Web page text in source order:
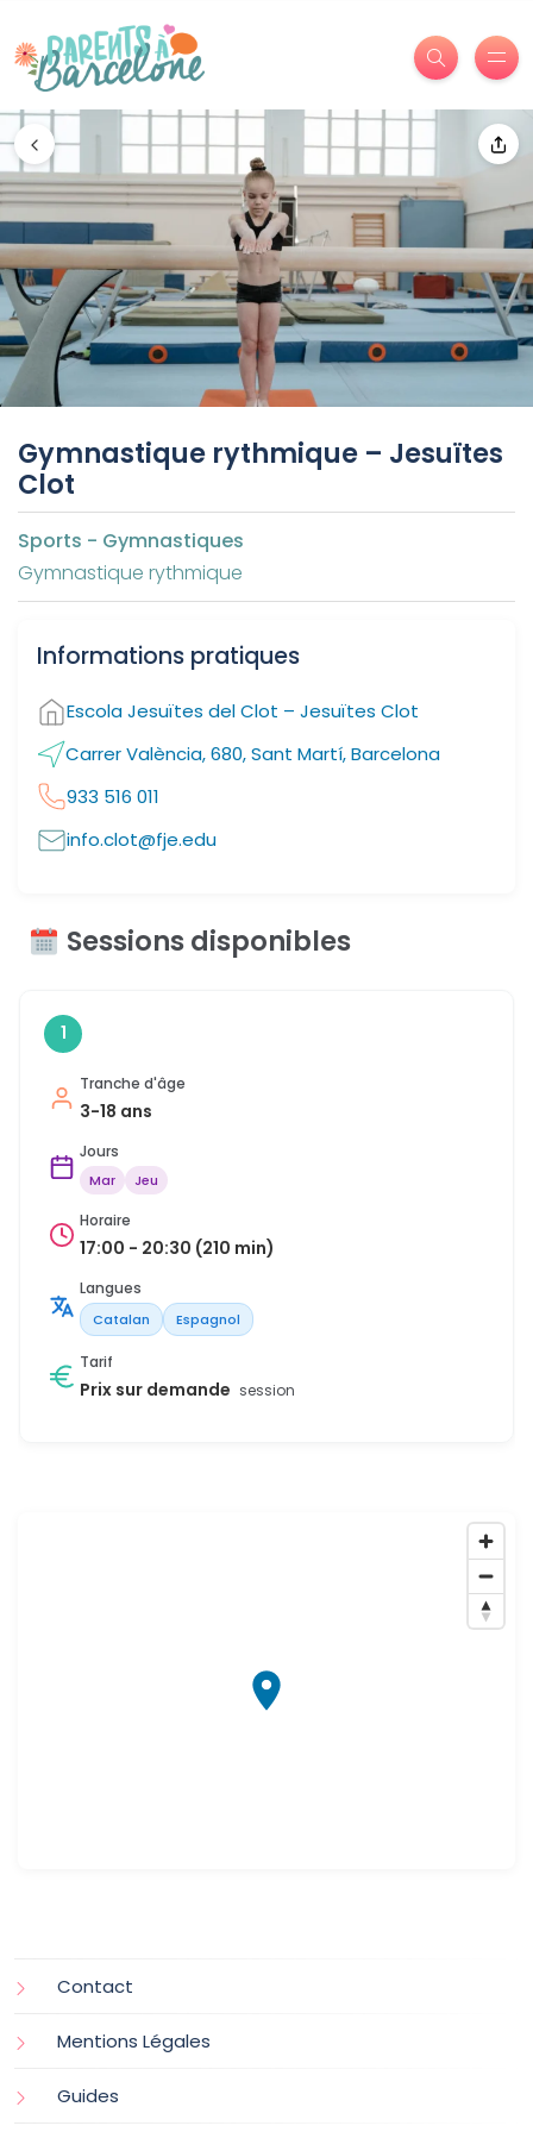
Gymnastique rythmique – Jesuïtes
Clot
Sports - Gymnastiques
Gymnastique rythmique
Informations pratiques
Escola Jesuïtes del Clot – Jesuïtes Clot
Carrer València, 680, Sant Martí, Barcelona
933 516 011
info.clot@fje.edu
Sessions disponibles
1
Tranche d'âge
3-18 ans
Jours
Mar Jeu
Horaire
17:00 - 20:30 (210 min)
Langues
Catalan Espagnol
Tarif
Prix sur demande session
Contact
Mentions Légales
Guides